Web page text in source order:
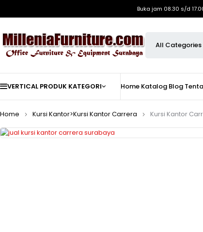
Buka jam 08.30 s/d
VERTICAL PRODUK KATEGORI Home Katalog Blog
Home Kursi Kantor>Kursi Kantor Carrera Kursi Kantor